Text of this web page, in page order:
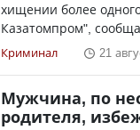
хищении более
Казатомпром",
Криминал 21
Мужчина, по
родителя,